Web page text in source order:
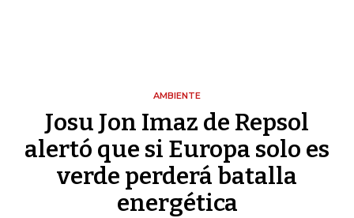
AMBIENTE
Josu Jon Imaz de Repsol
alertó que si Europa solo es
verde perderá batalla
energética